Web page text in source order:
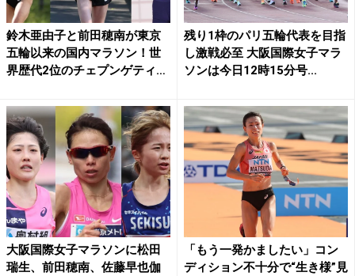
鈴木亜由子と前田穂南が東京
五輪以来の国内マラソン！世
界歴代2位のチェプンゲティ
残り1枠のパリ五輪代表を目指
し激戦必至 大阪国際女子マラ
ソンは今日12時15分号...
大阪国際女子マラソンに松田
瑞生、前田穂南、佐藤早也伽
「もう一発かましたい」コン
ディション不十分で“生き様”見